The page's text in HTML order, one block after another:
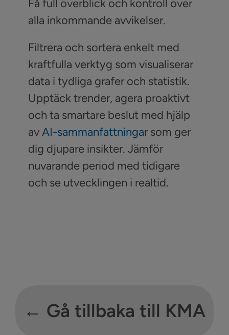
Få full överblick och kontroll över
alla inkommande avvikelser.
Filtrera och sortera enkelt med
kraftfulla verktyg som visualiserar
data i tydliga grafer och statistik.
Upptäck trender, agera proaktivt
och ta smartare beslut med hjälp
avAI-sammanfattningarsom ger
dig djupare insikter. Jämför
nuvarande period med tidigare
och se utvecklingen i realtid.
← Gå tillbaka till KMA